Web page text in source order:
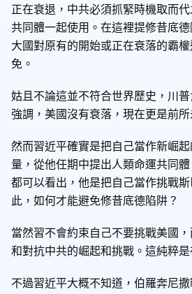
正在衰退，中共必須抓緊時機取而
共同體一起使用。在這裡提修昔底
大國對原有的開始或正在衰落的霸
免。
姑且不論這並不符合世界歷史，川
強調，美國沒有衰落，現在更是前所
然而習近平確實是把自己當作新崛
量，從他任期中提出人類命運共同
都可以看出，他是把自己當作挑戰
此，如何才能避免修昔底德陷阱？
當然習不會約束自己不要挑戰美國
和對抗中共的崛起和挑戰。這純粹
不過習近平大概不知道，伯羅奔尼